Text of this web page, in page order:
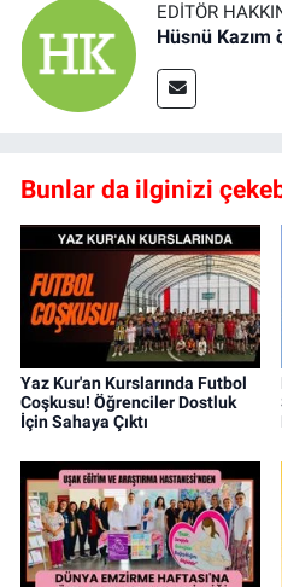
EDITÖR
Hüsnü Kazım
Bunlar da ilginizi
Yaz Kur'an Kurslarında Futbol
Coşkusu! Öğrenciler Dostluk
İçin Sahaya Çıktı